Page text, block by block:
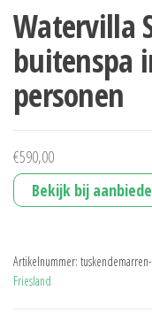
Watervilla
buitenspa
personen
€590,00
Bekijk bij
Artikelnummer:
Friesland